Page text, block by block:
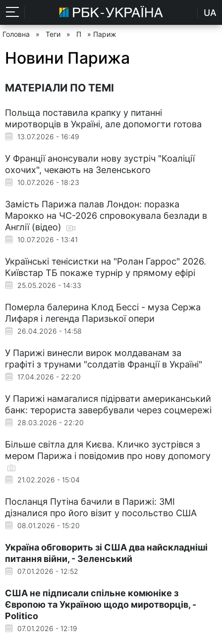
UA
Головна » Теги » П » Париж
Новини Парижа
МАТЕРІАЛИ ПО ТЕМІ
Польща поставила крапку у питанні
миротворців в Україні, але допомогти готова
13.07.2026 - 16:49
У Франції анонсували нову зустріч "Коаліції
охочих", чекають на Зеленського
10.07.2026 - 18:23
Замість Парижа палав Лондон: поразка
Марокко на ЧС-2026 спровокувала безлади в
Англії (відео)
10.07.2026 - 13:41
Українські тенісистки на "Ролан Гаррос" 2026.
Київстар ТБ покаже турнір у прямому ефірі
25.05.2026 - 14:33
Померла балерина Клод Бессі - муза Сержа
Лифаря і легенда Паризької опери
26.04.2026 - 14:58
У Парижі винесли вирок молдаванам за
графіті з трунами "солдатів Франції в Україні"
17.04.2026 - 22:20
У Парижі намагалися підірвати американський
банк: терориста завербували через соцмережі
28.03.2026 - 22:20
Більше світла для Києва. Кличко зустрівся з
мером Парижа і повідомив про нову допомогу
21.02.2026 - 15:04
Посланця Путіна бачили в Парижі: ЗМІ
дізналися про його візит у посольство США
08.01.2026 - 15:20
Україна обговорить зі США два найскладніші
питання війни, - Зеленський
07.01.2026 - 12:52
США не підписали спільне комюніке з
Європою та Україною щодо миротворців, -
Politico
07.01.2026 - 12:19